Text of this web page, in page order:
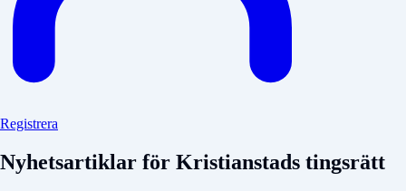
Registrera
Nyhetsartiklar för Kristianstads tingsrätt